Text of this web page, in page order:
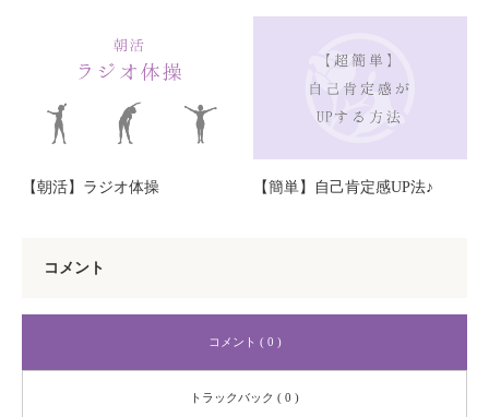
【朝活】ラジオ体操 【簡単】自己肯定感UP法♪
コメント
コメント ( 0 )
トラックバック ( 0 )